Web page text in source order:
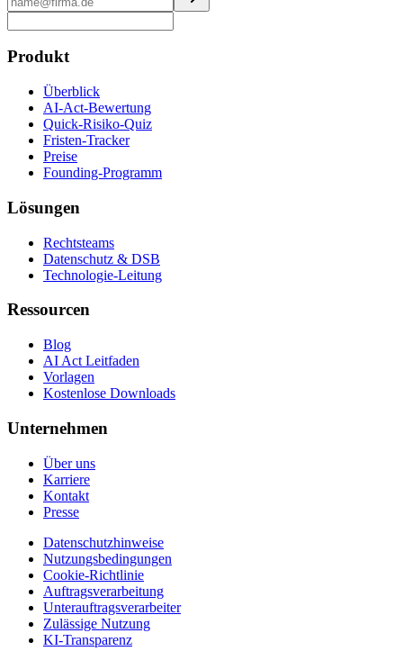
Produkt
Überblick
AI-Act-Bewertung
Quick-Risiko-Quiz
Fristen-Tracker
Preise
Founding-Programm
Lösungen
Rechtsteams
Datenschutz & DSB
Technologie-Leitung
Ressourcen
Blog
AI Act Leitfaden
Vorlagen
Kostenlose Downloads
Unternehmen
Über uns
Karriere
Kontakt
Presse
Datenschutzhinweise
Nutzungsbedingungen
Cookie-Richtlinie
Auftragsverarbeitung
Unterauftragsverarbeiter
Zulässige Nutzung
KI-Transparenz